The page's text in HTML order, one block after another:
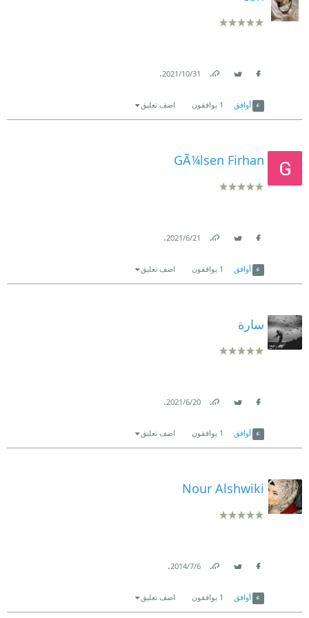
31‏/10‏/2021
.
أوافق 1 يوافقون اضف تعليق
GÃ¼lsen Firhan
21‏/6‏/2021
.
أوافق 1 يوافقون اضف تعليق
سارة
20‏/6‏/2021
.
أوافق 1 يوافقون اضف تعليق
Nour Alshwiki
6‏/7‏/2014
.
أوافق 1 يوافقون اضف تعليق